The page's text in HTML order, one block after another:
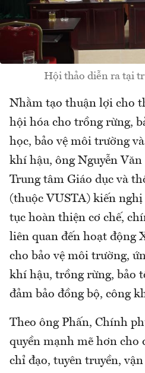
Hội thảo diễn ra tại
Nhằm tạo thuận lợi cho
hội hóa cho trồng rừng,
học, bảo vệ môi trường
khí hậu, ông Nguyễn
Trung tâm Giáo dục và
(thuộc VUSTA) kiến
tục hoàn thiện cơ chế,
liên quan đến hoạt động
cho bảo vệ môi trường,
khí hậu, trồng rừng, bảo
đảm bảo đồng bộ, công
Theo ông Phấn, Chính
quyền mạnh mẽ hơn cho
chỉ đạo, tuyên truyền,